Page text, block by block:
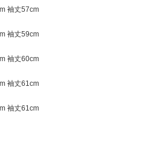
袖丈57cm
袖丈59cm
袖丈60cm
袖丈61cm
袖丈61cm